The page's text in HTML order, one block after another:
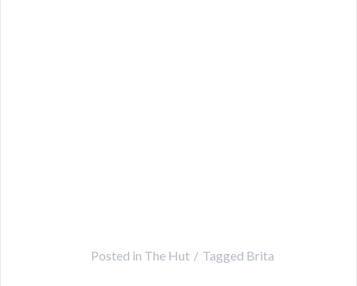
Posted in The Hut Tagged Brita